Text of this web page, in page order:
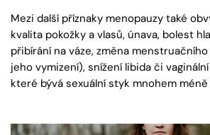
Mezi další příznaky menopauzy také
kvalita pokožky a vlasů, únava, bolest
přibírání na váze, změna
jeho vymizení), snížení libida či
které bývá sexuální styk mnohem